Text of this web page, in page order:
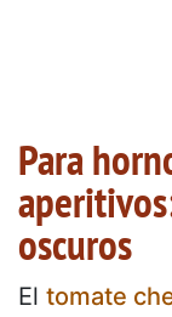
Para
oscuros
El tomate